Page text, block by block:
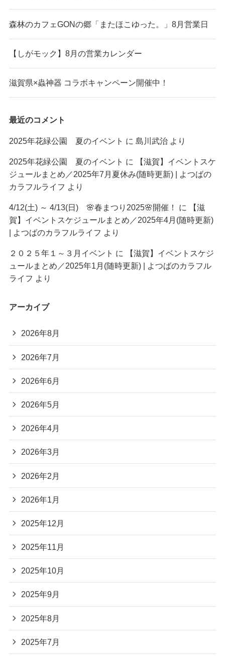
森林のカフェGONの郷「またほこゆった。」8月営業日
【しがモック】8月の営業カレンダー
滋賀県×蟲神器 コラボキャンペーン開催中！
最近のコメント
2025年花緑公園 夏のイベント に 島川武治より
2025年花緑公園 夏のイベント に
【滋賀】イベントスケ
ジュールまとめ／2025年7月夏休み(随時更新) | よつばの
カラフルライフ より
4/12(土) ～ 4/13(日) 🌸春まつり2025🌸開催！ に
【滋
賀】イベントスケジュールまとめ／2025年4月(随時更新)
| よつばのカラフルライフ より
２０２５年１～３月イベント に
【滋賀】イベントスケジ
ュールまとめ／2025年1月(随時更新) | よつばのカラフル
ライフ より
アーカイブ
2026年8月
2026年7月
2026年6月
2026年5月
2026年4月
2026年3月
2026年2月
2026年1月
2025年12月
2025年11月
2025年10月
2025年9月
2025年8月
2025年7月